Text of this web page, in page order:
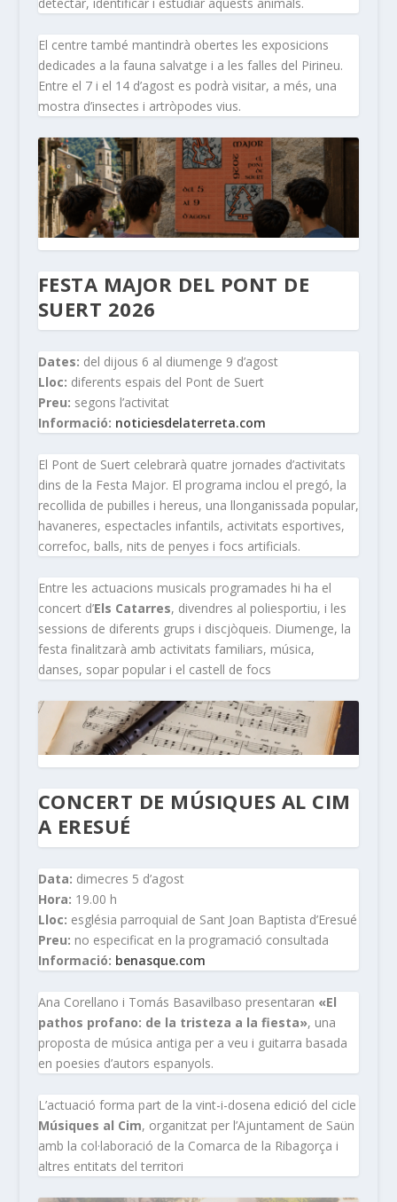
El centre també mantindrà obertes les exposicions
dedicades a la fauna salvatge i a les falles del Pirineu.
Entre el 7 i el 14 d’agost es podrà visitar, a més, una
mostra d’insectes i artròpodes vius.
FESTA MAJOR DEL PONT DE
SUERT 2026
Dates: del dijous 6 al diumenge 9 d’agost
Lloc: diferents espais del Pont de Suert
Preu: segons l’activitat
Informació: noticiesdelaterreta.com
El Pont de Suert celebrarà quatre jornades d’activitats
dins de la Festa Major. El programa inclou el pregó, la
recollida de pubilles i hereus, una llonganissada popular,
havaneres, espectacles infantils, activitats esportives,
correfoc, balls, nits de penyes i focs artificials.
Entre les actuacions musicals programades hi ha el
concert d’Els Catarres, divendres al poliesportiu, i les
sessions de diferents grups i discjòqueis. Diumenge, la
festa finalitzarà amb activitats familiars, música,
danses, sopar popular i el castell de focs
CONCERT DE MÚSIQUES AL CIM
A ERESUÉ
Data: dimecres 5 d’agost
Hora: 19.00 h
Lloc: església parroquial de Sant Joan Baptista d’Eresué
Preu: no especificat en la programació consultada
Informació: benasque.com
Ana Corellano i Tomás Basavilbaso presentaran «El
pathos profano: de la tristeza a la fiesta», una
proposta de música antiga per a veu i guitarra basada
en poesies d’autors espanyols.
L’actuació forma part de la vint-i-dosena edició del cicle
Músiques al Cim, organitzat per l’Ajuntament de Saün
amb la col·laboració de la Comarca de la Ribagorça i
altres entitats del territori